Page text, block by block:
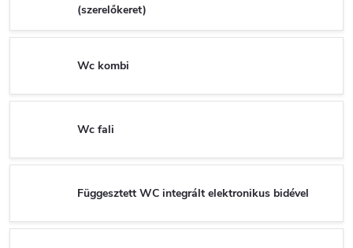
(szerelőkeret)
Wc kombi
Wc fali
Függesztett WC integrált elektronikus bidével